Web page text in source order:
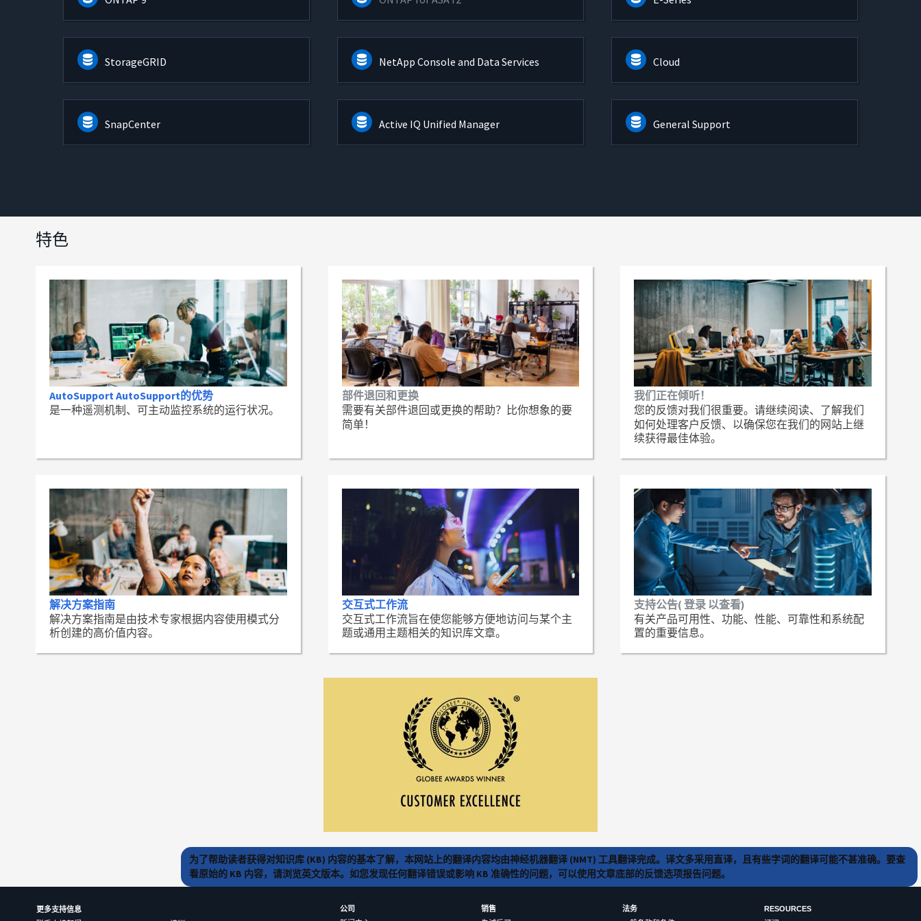
StorageGRID NetApp Console and Data Services Cloud
SnapCenter Active IQ Unified Manager General Support
特色
AutoSupport AutoSupport的优势
是一种遥测机制、可主动监控系统的运行状况。
部件退回和更换
需要有关部件退回或更换的帮助？比你想象的要
简单！
我们正在倾听！
您的反馈对我们很重要。请继续阅读、了解我们
如何处理客户反馈、以确保您在我们的网站上继
续获得最佳体验。
解决方案指南
解决方案指南是由技术专家根据内容使用模式分
析创建的高价值内容。
交互式工作流
交互式工作流旨在使您能够方便地访问与某个主
题或通用主题相关的知识库文章。
支持公告( 登录 以查看)
有关产品可用性、功能、性能、可靠性和系统配
置的重要信息。
为了帮助读者获得对知识库 (KB) 内容的基本了解，本网站上的翻译内容均由神经机器翻译 (NMT) 工具翻译完成。译文多采用直译，且有些字词的翻译可能不甚准确。要查
看原始的 KB 内容，请浏览英文版本。如您发现任何翻译错误或影响 KB 准确性的问题，可以使用文章底部的反馈选项报告问题。
更多支持信息
公司
销售
法务
RESOURCES